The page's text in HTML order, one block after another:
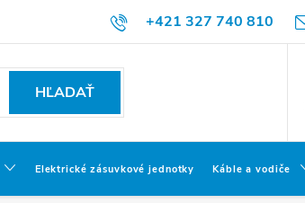
+421 327 740 810
HĽADAŤ
Elektrické zásuvkové jednotky Káble a vodiče